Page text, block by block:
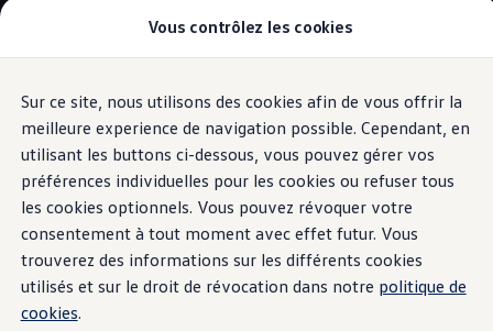
Vous contrôlez les cookies
Sur ce site, nous utilisons des cookies afin de vous offrir la
meilleure experience de navigation possible. Cependant, en
utilisant les buttons ci-dessous, vous pouvez gérer vos
préférences individuelles pour les cookies ou refuser tous
les cookies optionnels. Vous pouvez révoquer votre
consentement à tout moment avec effet futur. Vous
trouverez des informations sur les différents cookies
utilisés et sur le droit de révocation dans notre politique de
cookies.
Aller au
contenu
principal
Aller
au
pied
de
page
Modèles et configurateur
Offres pour particuliers
ID. Polo
ID.3 Neo
T-Roc
T-Cross
Taigo
Golf
Tiguan
Tayron
ID.3 GTX FIRE+ICE
Assistant vocal IDA
Découvrirl'assistant
vocal IDA